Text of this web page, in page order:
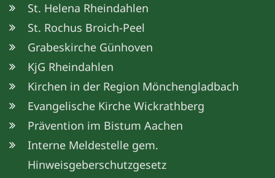
St. Helena Rheindahlen
St. Rochus Broich-Peel
Grabeskirche Günhoven
KjG Rheindahlen
Kirchen in der Region Mönchengladbach
Evangelische Kirche Wickrathberg
Prävention im Bistum Aachen
Interne Meldestelle gem.
Hinweisgeberschutzgesetz